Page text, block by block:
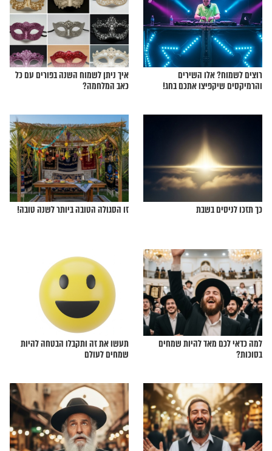
בשמחה? הרב יגאל
מרגישים עצבות? התפילה הזו תחזק
אתכם
לשמחה? כך תעשו למה אסור ללמוד תורה בתשעה באב?
מתוך שמחה? קראו את
רוצים לשמוח לכבוד החגים? אמרו את
התפילה הבאה!